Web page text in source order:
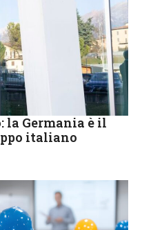
la Germania è il
italiano